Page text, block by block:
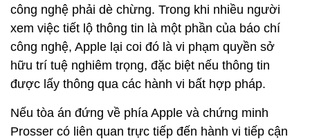
công nghệ phải dè chừng. Trong khi nhiều người
xem việc tiết lộ thông tin là một phần của báo chí
công nghệ, Apple lại coi đó là vi phạm quyền sở
hữu trí tuệ nghiêm trọng, đặc biệt nếu thông tin
được lấy thông qua các hành vi bất hợp pháp.
Nếu tòa án đứng về phía Apple và chứng minh
Prosser có liên quan trực tiếp đến hành vi tiếp cận